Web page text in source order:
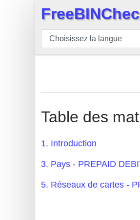
BIN
Vérificateur
Numéro
BIN
BIN
API
Generator
BIN
Table des
1. Introduction
3. Pays - PREPAID
5. Réseaux de cartes